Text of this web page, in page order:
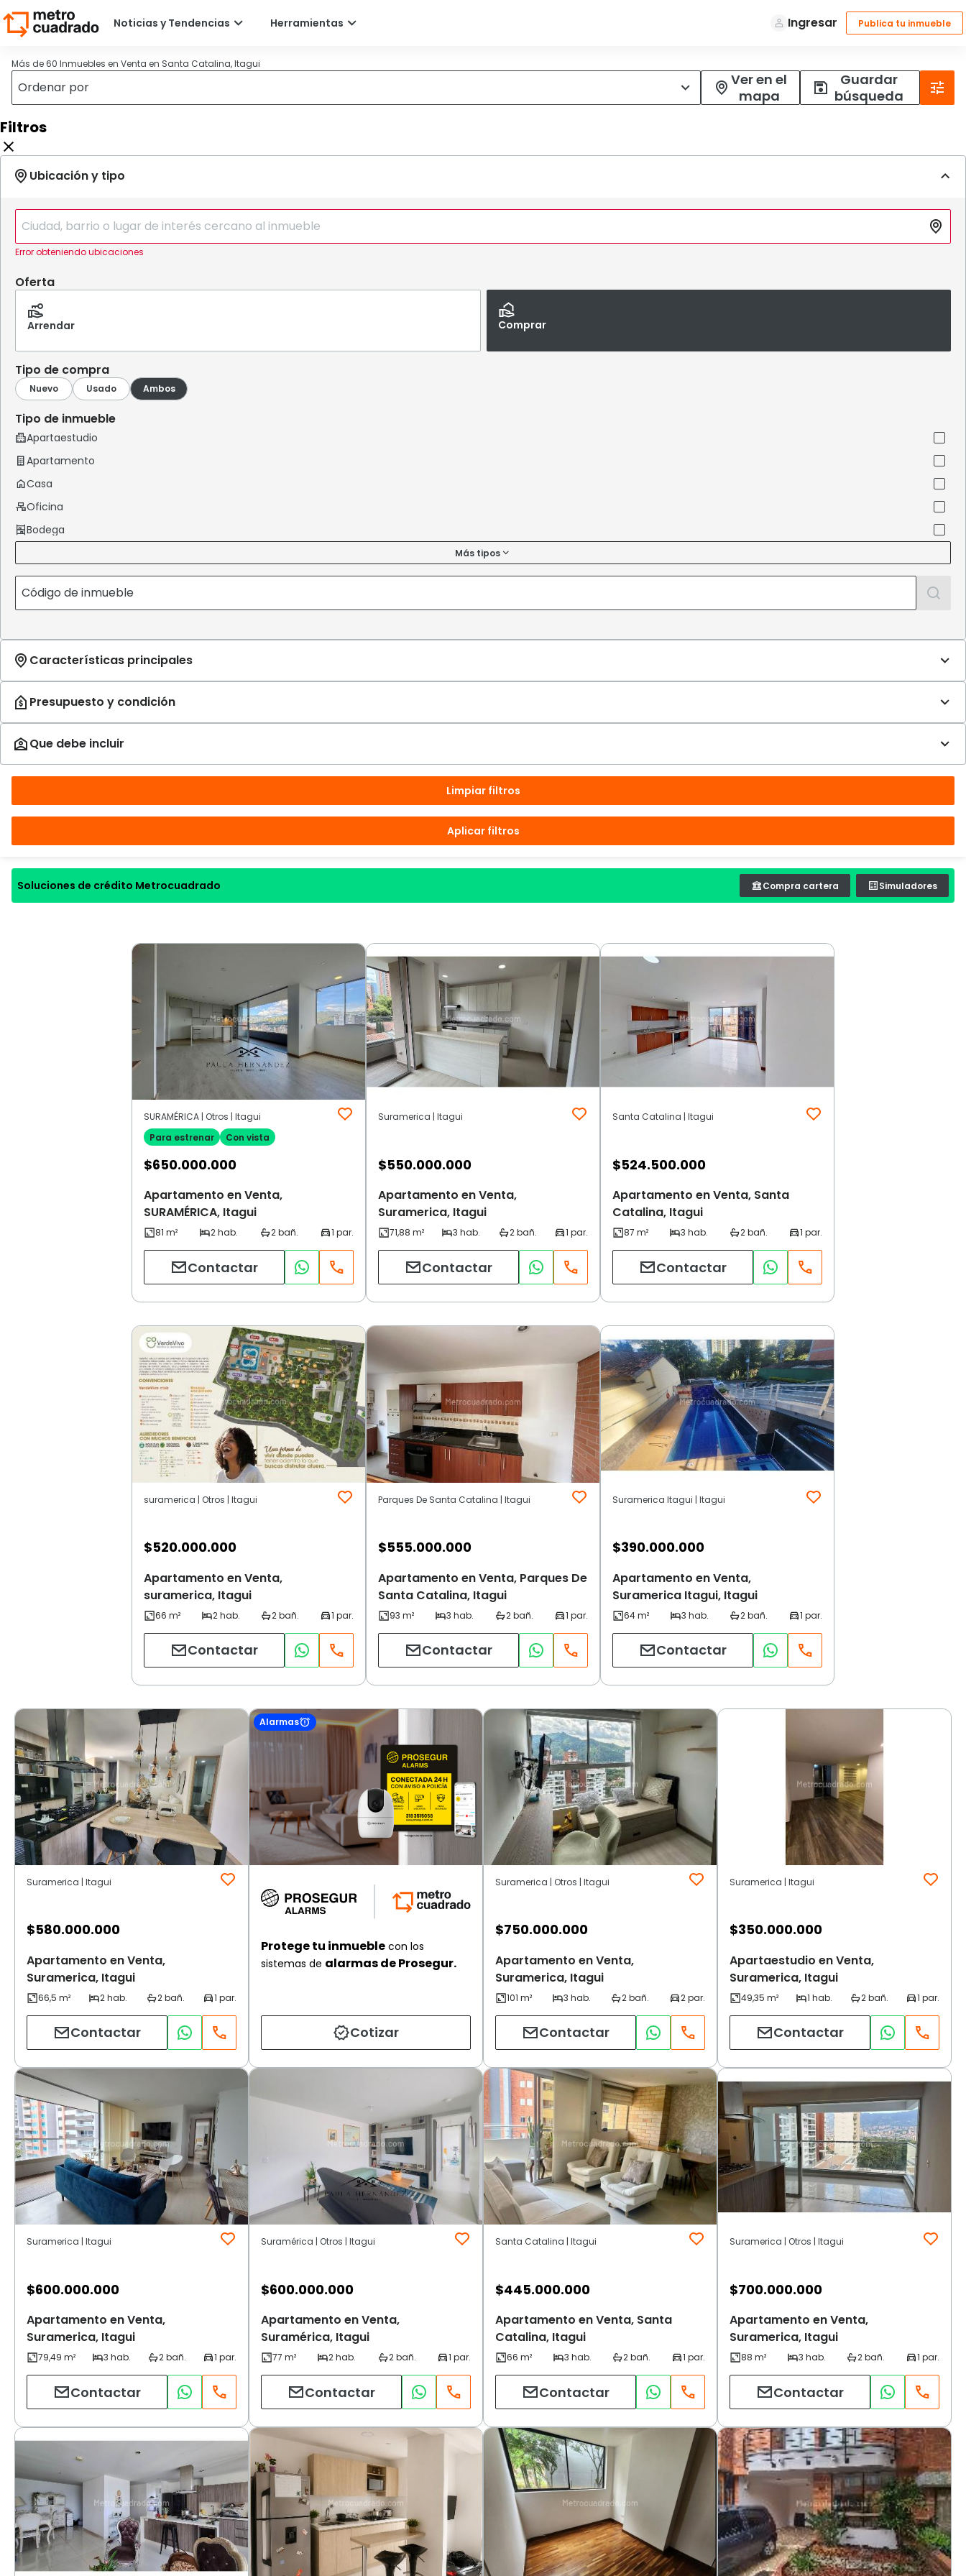
Más de 60 Inmuebles en Venta en Santa Catalina, Itagui
Ver en el
mapa
Guardar
búsqueda
Filtros
Error obteniendo ubicaciones
Oferta
Arrendar Comprar
Tipo de compra
Tipo de inmueble
Más tipos
Limpiar filtros
Aplicar filtros
Soluciones de crédito Metrocuadrado Compra cartera Simuladores
SURAMÉRICA | Otros | Itagui
Para estrenar
Con vista
$650.000.000
Apartamento en Venta,
SURAMÉRICA, Itagui
Contactar
Suramerica | Itagui
$550.000.000
Apartamento en Venta,
Suramerica, Itagui
Contactar
Santa Catalina | Itagui
$524.500.000
Apartamento en Venta, Santa
Catalina, Itagui
Contactar
suramerica | Otros | Itagui
$520.000.000
Apartamento en Venta,
suramerica, Itagui
Contactar
Parques De Santa Catalina | Itagui
$555.000.000
Apartamento en Venta, Parques De
Santa Catalina, Itagui
Contactar
Suramerica Itagui | Itagui
$390.000.000
Apartamento en Venta,
Suramerica Itagui, Itagui
Contactar
Suramerica | Itagui
$580.000.000
Apartamento en Venta,
Suramerica, Itagui
Contactar
Alarmas
Protege tu inmueble con los
sistemas de alarmas de Prosegur.
Cotizar
Suramerica | Otros | Itagui
$750.000.000
Apartamento en Venta,
Suramerica, Itagui
Contactar
Suramerica | Itagui
$350.000.000
Apartaestudio en Venta,
Suramerica, Itagui
Contactar
Suramerica | Itagui
$600.000.000
Apartamento en Venta,
Suramerica, Itagui
Contactar
Suramérica | Otros | Itagui
$600.000.000
Apartamento en Venta,
Suramérica, Itagui
Contactar
Santa Catalina | Itagui
$445.000.000
Apartamento en Venta, Santa
Catalina, Itagui
Contactar
Suramerica | Otros | Itagui
$700.000.000
Apartamento en Venta,
Suramerica, Itagui
Contactar